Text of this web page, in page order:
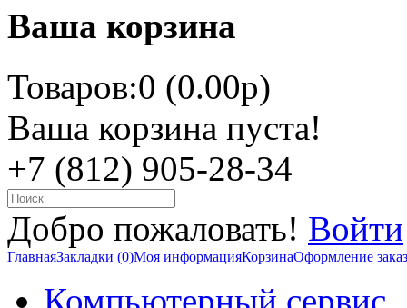
Ваша корзина
Товаров:0 (0.00р)
Ваша корзина пуста!
+7 (812) 905-28-34
Добро пожаловать! Войти
ГлавнаяЗакладки (0)Моя информацияКорзинаОформление
Компьютерный сервис